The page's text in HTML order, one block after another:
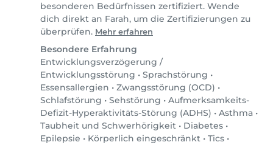
besonderen Bedürfnissen zertifiziert. Wende
dich direkt an Farah, um die Zertifizierungen zu
überprüfen. Mehr erfahren
Besondere Erfahrung
Entwicklungsverzögerung /
Entwicklungsstörung • Sprachstörung •
Essensallergien • Zwangsstörung (OCD) •
Schlafstörung • Sehstörung • Aufmerksamkeits-
Defizit-Hyperaktivitäts-Störung (ADHS) • Asthma •
Taubheit und Schwerhörigkeit • Diabetes •
Epilepsie • Körperlich eingeschränkt • Tics •